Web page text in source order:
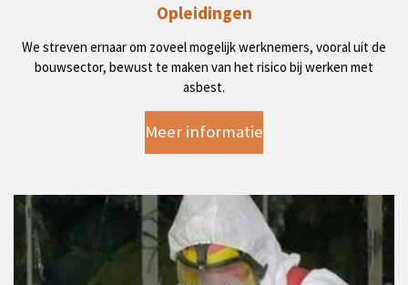
Opleidingen
We streven ernaar om zoveel mogelijk werknemers, vooral uit de
bouwsector, bewust te maken van het risico bij werken met
asbest.
Meer informatie